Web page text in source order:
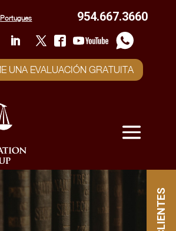
Portugues 954.667.3660
UNA EVALUACIÓN GRATUITA